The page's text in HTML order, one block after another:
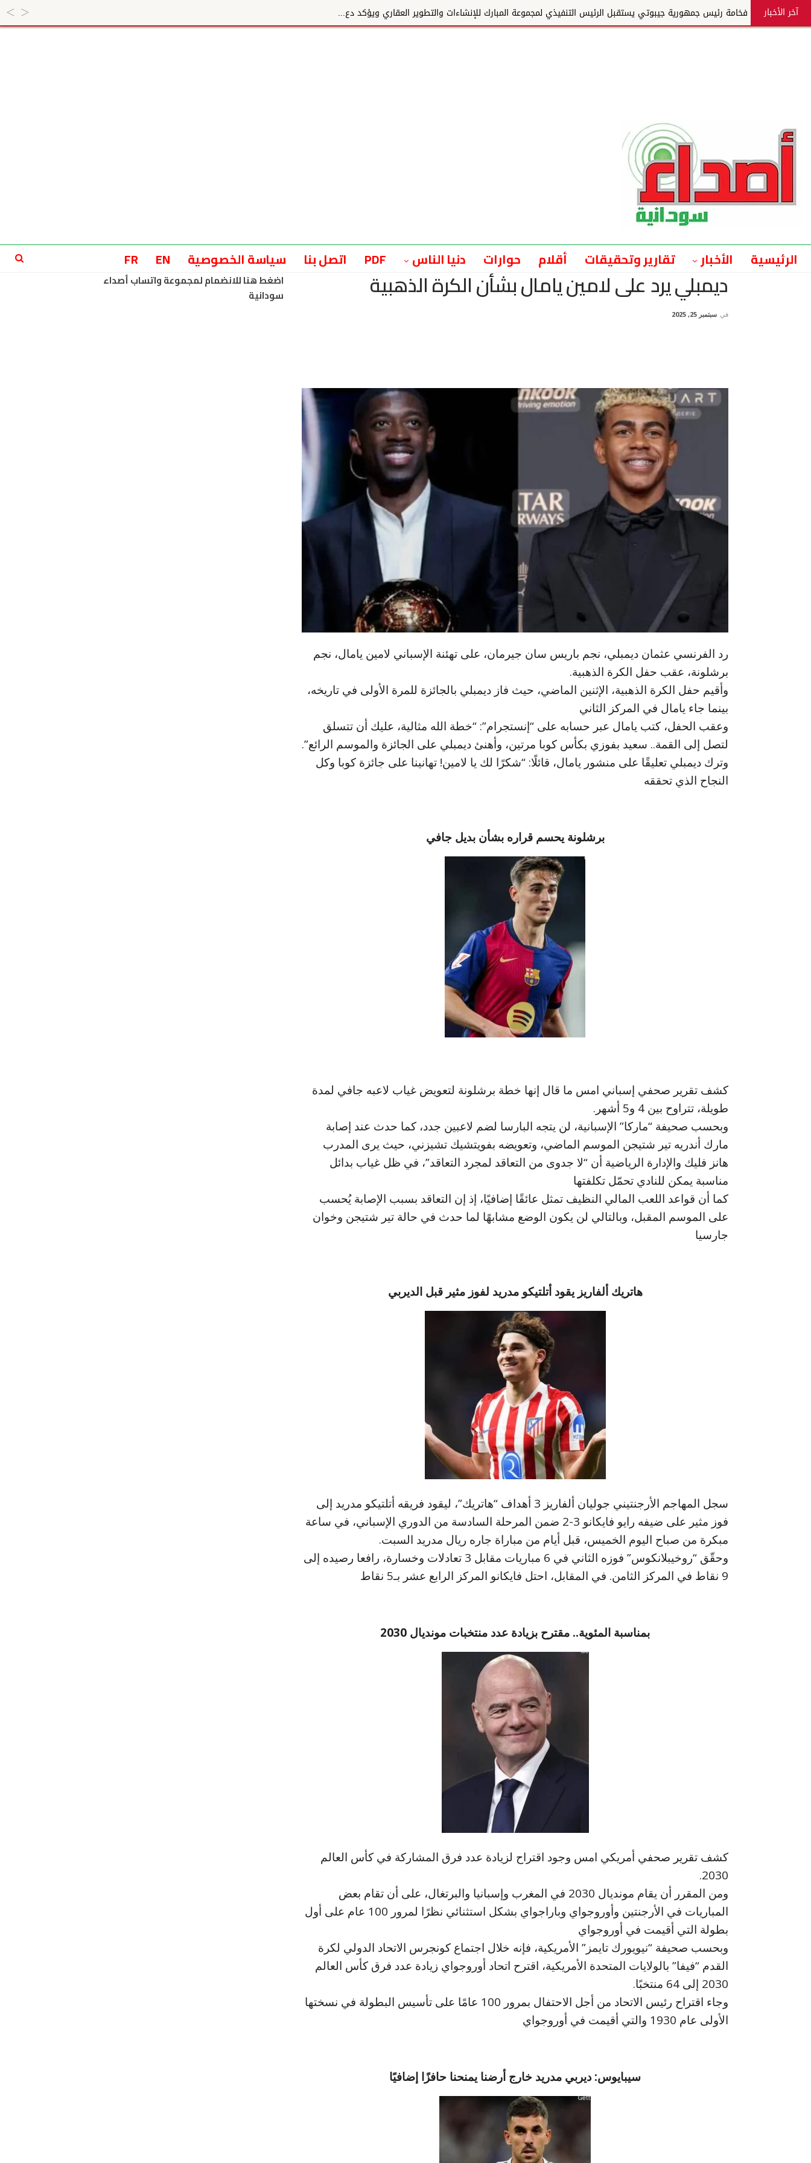
آخر الأخبار فخامة رئيس جمهورية جيبوتي يستقبل الرئيس التنفيذي لمجموعة المبارك للإنشاءات والتطوير العقاري ويؤكد دع...
الرئيسية الأخبار تقارير وتحقيقات أقلام حوارات دنيا الناس PDF اتصل بنا سياسة الخصوصية EN
FR
ديمبلي يرد على لامين يامال بشأن الكرة الذهبية
في سبتمبر 25, 2025
رد الفرنسي عثمان ديمبلي، نجم باريس سان جيرمان، على تهئنة الإسباني لامين يامال، نجم
برشلونة، عقب حفل الكرة الذهبية.
وأقيم حفل الكرة الذهبية، الإثنين الماضي، حيث فاز ديمبلي بالجائزة للمرة الأولى في تاريخه،
بينما جاء يامال في المركز الثاني
وعقب الحفل، كتب يامال عبر حسابه على “إنستجرام”: “خطة الله مثالية، عليك أن تتسلق
لتصل إلى القمة.. سعيد بفوزي بكأس كوبا مرتين، وأهنئ ديمبلي على الجائزة والموسم الرائع”.
وترك ديمبلي تعليقًا على منشور يامال، قائلًا: “شكرًا لك يا لامين! تهانينا على جائزة كوبا وكل
النجاح الذي تحققه
برشلونة يحسم قراره بشأن بديل جافي
كشف تقرير صحفي إسباني امس ما قال إنها خطة برشلونة لتعويض غياب لاعبه جافي لمدة
طويلة، تتراوح بين 4 و5 أشهر.
وبحسب صحيفة “ماركا” الإسبانية، لن يتجه البارسا لضم لاعبين جدد، كما حدث عند إصابة
مارك أندريه تير شتيجن الموسم الماضي، وتعويضه بفويتشيك تشيزني، حيث يرى المدرب
هانز فليك والإدارة الرياضية أن “لا جدوى من التعاقد لمجرد التعاقد”، في ظل غياب بدائل
مناسبة يمكن للنادي تحمّل تكلفتها
كما أن قواعد اللعب المالي النظيف تمثل عائقًا إضافيًا، إذ إن التعاقد بسبب الإصابة يُحسب
على الموسم المقبل، وبالتالي لن يكون الوضع مشابهًا لما حدث في حالة تير شتيجن وخوان
جارسيا
هاتريك ألفاريز يقود أتلتيكو مدريد لفوز مثير قبل الديربي
سجل المهاجم الأرجنتيني جوليان ألفاريز 3 أهداف “هاتريك”، ليقود فريقه أتلتيكو مدريد إلى
فوز مثير على ضيفه رايو فايكانو 3-2 ضمن المرحلة السادسة من الدوري الإسباني، في ساعة
مبكرة من صباح اليوم الخميس، قبل أيام من مباراة جاره ريال مدريد السبت.
وحقّق “روخيبلانكوس” فوزه الثاني في 6 مباريات مقابل 3 تعادلات وخسارة، رافعا رصيده إلى
9 نقاط في المركز الثامن. في المقابل، احتل فايكانو المركز الرابع عشر بـ5 نقاط
بمناسبة المئوية.. مقترح بزيادة عدد منتخبات مونديال 2030
كشف تقرير صحفي أمريكي امس وجود اقتراح لزيادة عدد فرق المشاركة في كأس العالم
2030.
ومن المقرر أن يقام مونديال 2030 في المغرب وإسبانيا والبرتغال، على أن تقام بعض
المباريات في الأرجنتين وأوروجواي وباراجواي بشكل استثنائي نظرًا لمرور 100 عام على أول
بطولة التي أقيمت في أوروجواي
وبحسب صحيفة “نيويورك تايمز” الأمريكية، فإنه خلال اجتماع كونجرس الاتحاد الدولي لكرة
القدم “فيفا” بالولايات المتحدة الأمريكية، اقترح اتحاد أوروجواي زيادة عدد فرق كأس العالم
2030 إلى 64 منتخبًا.
وجاء اقتراح رئيس الاتحاد من أجل الاحتفال بمرور 100 عامًا على تأسيس البطولة في نسختها
الأولى عام 1930 والتي أقيمت في أوروجواي
سيبايوس: ديربي مدريد خارج أرضنا يمنحنا حافزًا إضافيًا
اضغط هنا للانضمام لمجموعة واتساب أصداء
سودانية